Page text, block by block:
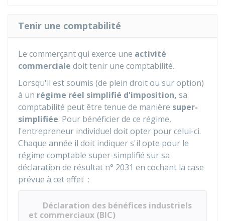
Tenir une comptabilité
Le commerçant qui exerce une activité
commerciale doit tenir une comptabilité.
Lorsqu'il est soumis (de plein droit ou sur option)
à un régime réel simplifié d'imposition, sa
comptabilité peut être tenue de manière super-
simplifiée. Pour bénéficier de ce régime,
l'entrepreneur individuel doit opter pour celui-ci.
Chaque année il doit indiquer s'il opte pour le
régime comptable super-simplifié sur sa
déclaration de résultat n° 2031 en cochant la case
prévue à cet effet :
Déclaration des bénéfices industriels
et commerciaux (BIC)